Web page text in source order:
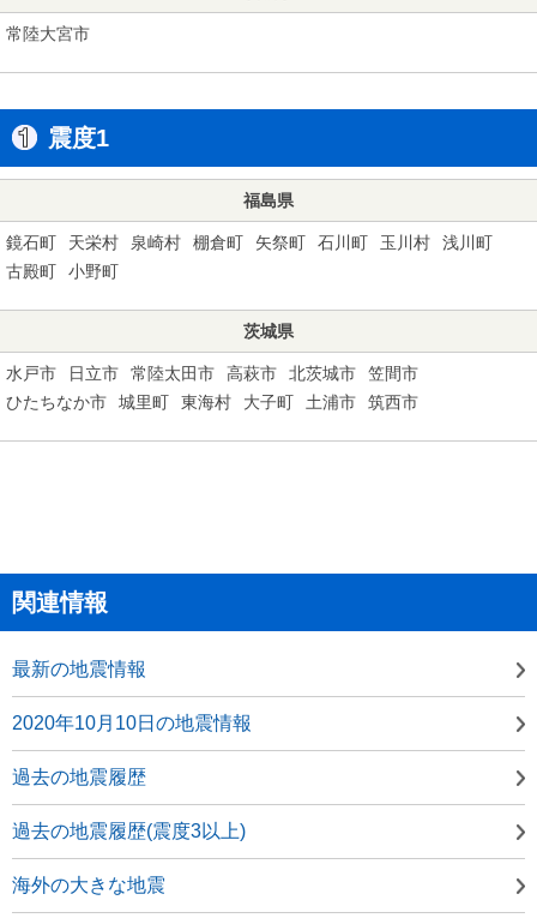
常陸大宮市
震度1
福島県
鏡石町 天栄村 泉崎村 棚倉町 矢祭町 石川町 玉川村
浅川町
古殿町
小野町
茨城県
水戸市 日立市 常陸太田市 高萩市 北茨城市
笠間市
ひたちなか市
城里町 東海村 大子町 土浦市 筑西市
関連情報
最新の地震情報
2020年10月10日の地震情報
過去の地震履歴
過去の地震履歴(震度3以上)
海外の大きな地震